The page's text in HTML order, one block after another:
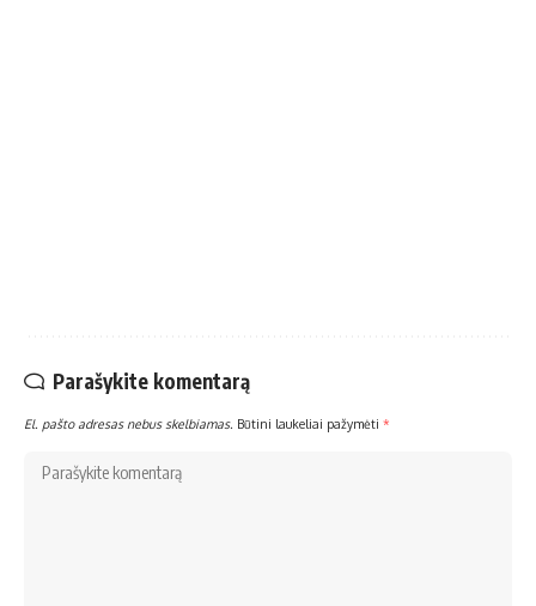
Parašykite komentarą
El. pašto adresas nebus skelbiamas. Būtini laukeliai pažymėti *